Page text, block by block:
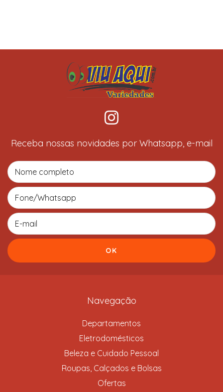
Receba nossas novidades por Whatsapp, e-mail
Navegação
Departamentos
Eletrodomésticos
Beleza e Cuidado Pessoal
Roupas, Calçados e Bolsas
Ofertas